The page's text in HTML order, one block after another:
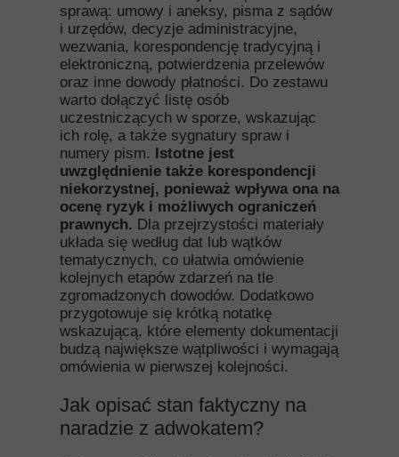
sprawą: umowy i aneksy, pisma z sądów
i urzędów, decyzje administracyjne,
wezwania, korespondencję tradycyjną i
elektroniczną, potwierdzenia przelewów
oraz inne dowody płatności. Do zestawu
warto dołączyć listę osób
uczestniczących w sporze, wskazując
ich rolę, a także sygnatury spraw i
numery pism. Istotne jest
uwzględnienie także korespondencji
niekorzystnej, ponieważ wpływa ona na
ocenę ryzyk i możliwych ograniczeń
prawnych. Dla przejrzystości materiały
układa się według dat lub wątków
tematycznych, co ułatwia omówienie
kolejnych etapów zdarzeń na tle
zgromadzonych dowodów. Dodatkowo
przygotowuje się krótką notatkę
wskazującą, które elementy dokumentacji
budzą największe wątpliwości i wymagają
omówienia w pierwszej kolejności.
Jak opisać stan faktyczny na
naradzie z adwokatem?